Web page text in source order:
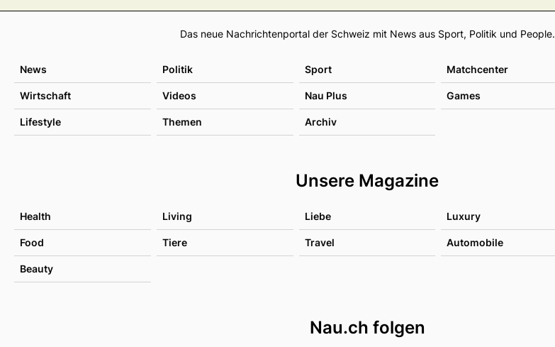
Footer
Das neue Nachrichtenportal der Schweiz mit News aus Sport, Politik und People.
News Politik Sport Matchcenter
Wirtschaft Videos Nau Plus Games
Lifestyle Themen Archiv
Unsere Magazine
Health Living Liebe Luxury
Food Tiere Travel Automobile
Beauty
Nau.ch folgen